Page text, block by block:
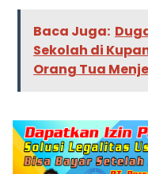
Baca Juga:
Sekolah di
Orang Tua